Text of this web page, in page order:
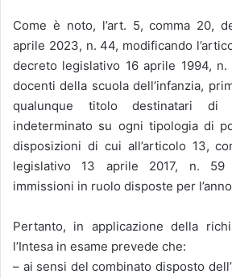
Come è noto, l’art. 5, comma 20,
aprile 2023, n. 44, modificando
decreto legislativo 16 aprile 1994,
docenti della scuola dell’infanzia,
qualunque titolo destinatari di
indeterminato su ogni tipologia di
disposizioni di cui all’articolo 13,
legislativo 13 aprile 2017, n.
immissioni in ruolo disposte per
Pertanto, in applicazione della
l’Intesa in esame prevede che:
– ai sensi del combinato disposto